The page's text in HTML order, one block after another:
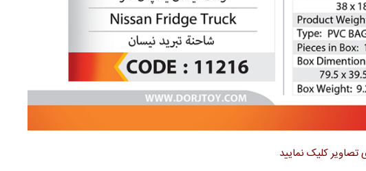
تصاویر کلیک نمایید